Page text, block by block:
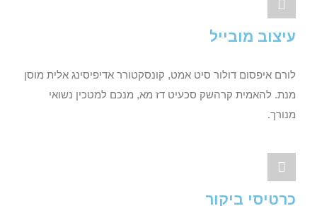
עיצוב מובייל
לורם איפסום דולור סיט אמט, קונסקטורר אדיפיסינג אלית מוסן
מנת. להאמית קרהשק סכעיט דז מא, מנכם למטכין נשואי
מנורך.
כרטיסי ביקור